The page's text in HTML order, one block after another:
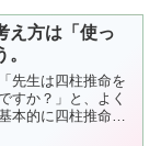
え方は「使っ
先生は四柱推命を
すか？」と、よく
本的に四柱推命は